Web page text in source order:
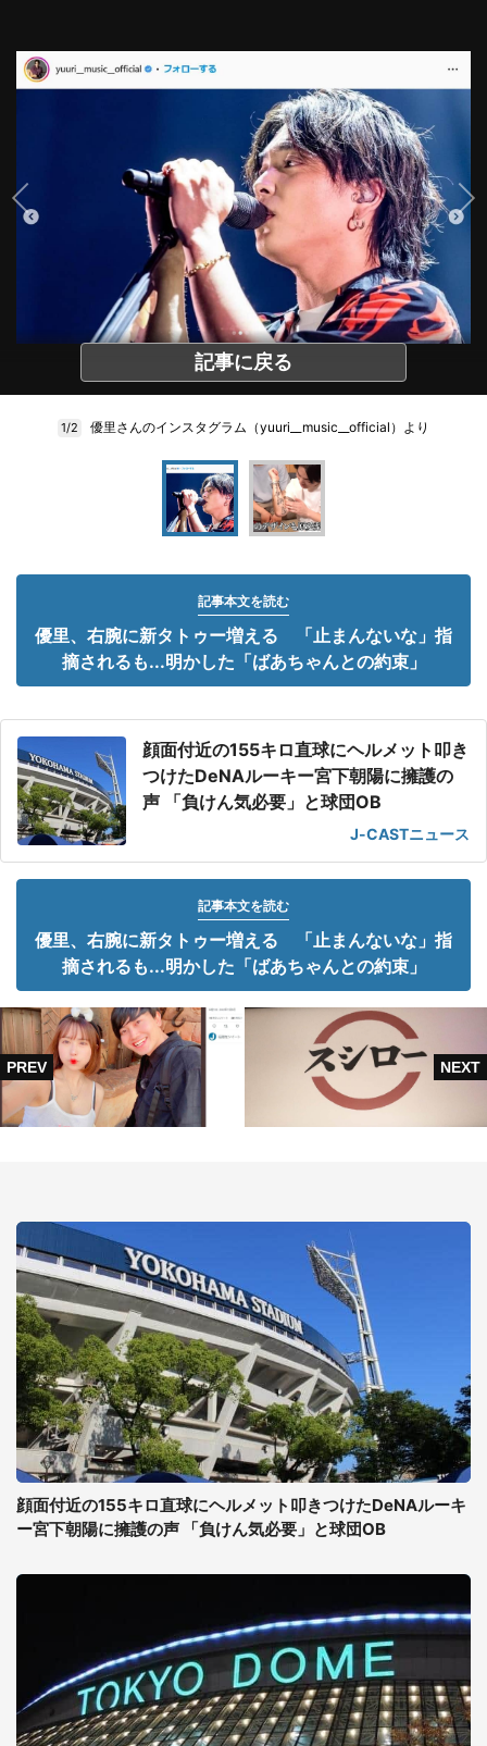
記事に戻る
1/2 優里さんのインスタグラム（yuuri__music__official）より
記事本文を読む
優里、右腕に新タトゥー増える 「止まんないな」指
摘されるも...明かした「ばあちゃんとの約束」
顔面付近の155キロ直球にヘルメット叩き
つけたDeNAルーキー宮下朝陽に擁護の
声 「負けん気必要」と球団OB
J-CASTニュース
記事本文を読む
優里、右腕に新タトゥー増える 「止まんないな」指
摘されるも...明かした「ばあちゃんとの約束」
顔面付近の155キロ直球にヘルメット叩きつけたDeNAルーキ
ー宮下朝陽に擁護の声 「負けん気必要」と球団OB